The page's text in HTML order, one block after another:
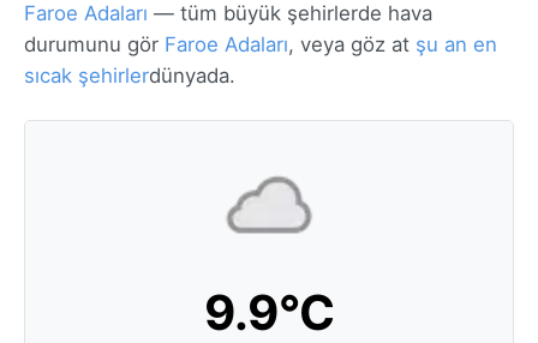
Faroe Adaları — tüm büyük şehirlerde hava
durumunu gör Faroe Adaları, veya göz at şu an en
sıcak şehirlerdünyada.
9.9°C